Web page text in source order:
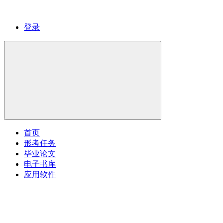
登录
首页
形考任务
毕业论文
电子书库
应用软件